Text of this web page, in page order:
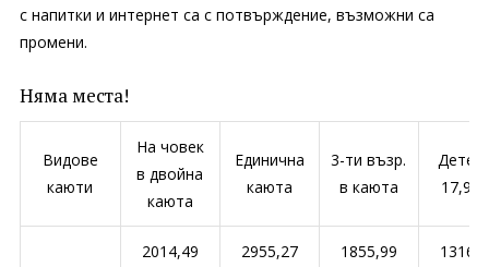
с напитки и интернет са с потвърждение, възможни са
промени.
Няма места!
Видове
каюти
На човек
в двойна
каюта
Единична
каюта
3-ти възр.
в каюта
Дете
17,99
2014,49
2955,27
1855,99